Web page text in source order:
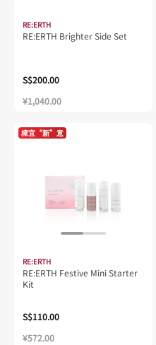
RE:ERTH
RE:ERTH Brighter Side Set
S$200.00
¥1,040.00
樟宜“新”意
RE:ERTH
RE:ERTH Festive Mini Starter
Kit
S$110.00
¥572.00